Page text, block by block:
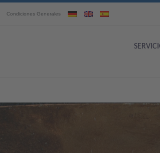
Condiciones Generales